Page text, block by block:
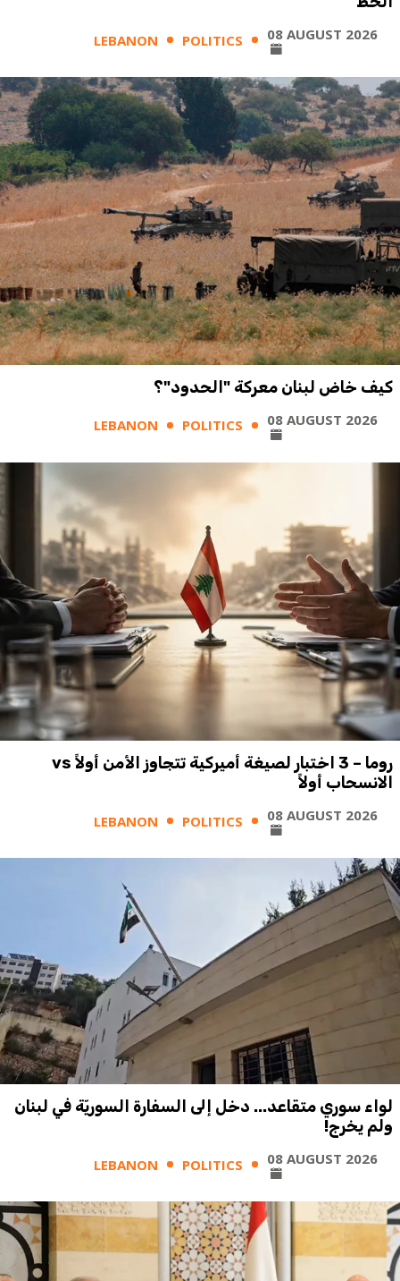
LEBANON POLITICS 08 AUGUST 2026
كيف خاض لبنان معركة "الحدود"؟
LEBANON POLITICS 08 AUGUST 2026
روما – 3 اختبار لصيغة أميركية تتجاوز الأمن أولاً vs
الانسحاب أولاً
LEBANON POLITICS 08 AUGUST 2026
لواء سوري متقاعد... دخل إلى السفارة السوريّة في لبنان
ولم يخرج!
LEBANON POLITICS 08 AUGUST 2026